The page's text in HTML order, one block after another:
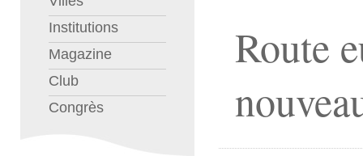
Institutions
Magazine
Club
Congrès
Route